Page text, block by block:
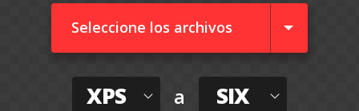
Seleccione los archivos
XPS a SIX